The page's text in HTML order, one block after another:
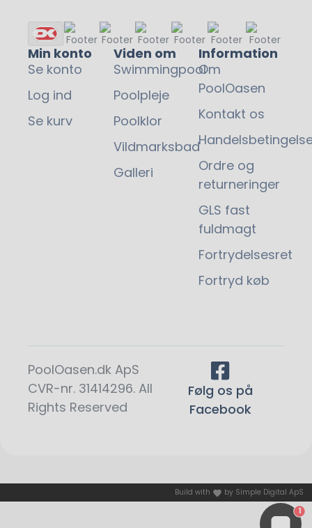
Min konto
Se konto
Log ind
Se kurv
Viden om
Swimmingpool
Poolpleje
Poolklor
Vildmarksbad
Galleri
Information
Om
PoolOasen
Kontakt os
Ordre og
returneringer
GLS fast
fuldmagt
Fortrydelsesret
Fortryd køb
PoolOasen.dk ApS
CVR-nr. 31414296. All
Rights Reserved
Følg os på
Facebook
Build with by Simple Digital ApS
1